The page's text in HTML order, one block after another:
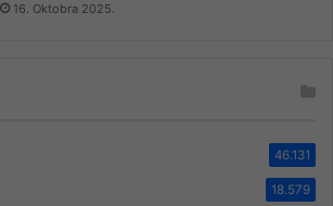
16. Oktobra 2025.
46.131
18.579